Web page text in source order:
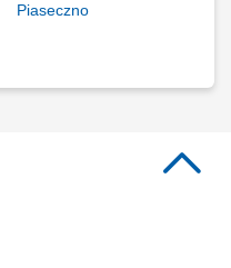
Piaseczno